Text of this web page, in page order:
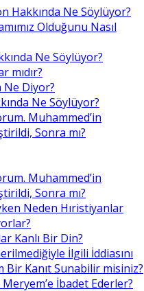
Hakkında Ne Söylüyor?
Olduğunu Nasıl
Ne Söylüyor?
mıdır?
Ne Diyor?
Ne Söylüyor?
Muhammed’in
Sonra mı?
Muhammed’in
Sonra mı?
Neden Hıristiyanlar
Kanlı Bir Din?
İlgili İddiasını
Bir Kanıt Sunabilir misiniz?
İbadet Ederler?